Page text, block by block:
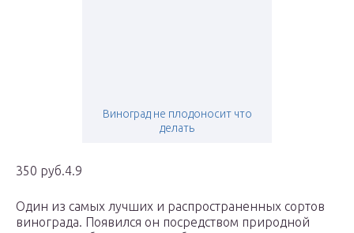
Виноград не плодоносит что
делать
350 руб.4.9
Один из самых лучших и распространенных сортов
винограда. Появился он посредством природной